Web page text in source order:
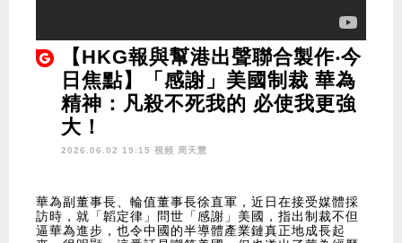
【HKG報與幫港出聲聯合製作‧今
日焦點】「感謝」美國制裁 華為
精神：凡殺不死我的 必使我更強
大！
2026.06.02 19:15 視頻 周天慧
華為副董事長、輪值董事長徐直軍，近日在接受媒體採
訪時，就「韜定律」問世「感謝」美國，指出制裁不但
逼華為進步，也令中國的半導體產業鏈真正地成長起